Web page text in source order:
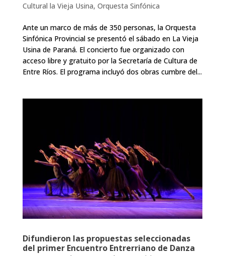
Cultural la Vieja Usina, Orquesta Sinfónica
Ante un marco de más de 350 personas, la Orquesta
Sinfónica Provincial se presentó el sábado en La Vieja
Usina de Paraná. El concierto fue organizado con
acceso libre y gratuito por la Secretaría de Cultura de
Entre Ríos. El programa incluyó dos obras cumbre del...
Difundieron las propuestas seleccionadas
del primer Encuentro Entrerriano de Danza